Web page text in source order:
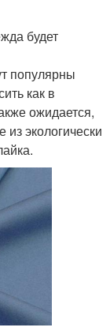
будет
популярны
как в
ожидается,
экологически